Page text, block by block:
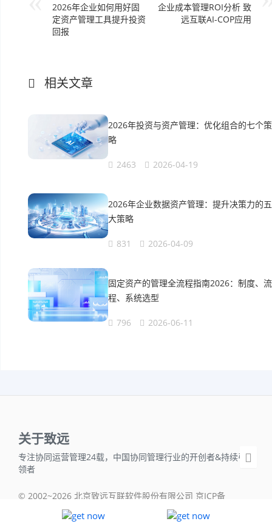
2026年企业如何用好固
定资产管理工具提升投资
回报
企业成本管理ROI分析 致
远互联AI-COP应用
相关文章
2026年投资与资产管理：优化组合的七个策
略
2463 2026-04-19
2026年企业数据资产管理：提升决策力的五
大策略
831 2026-04-09
固定资产的管理全流程指南2026：制度、流
程、系统选型
796 2026-06-11
关于致远
专注协同运营管理24载，中国协同管理行业的开创者&持续引
领者
© 2002~2026 北京致远互联软件股份有限公司 京ICP备
05042718号-1